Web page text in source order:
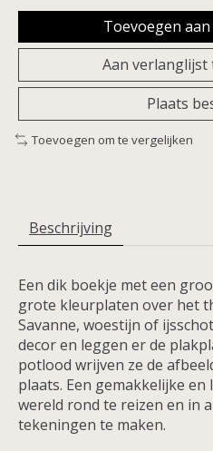
Toevoegen
Aan verlanglijst
Plaats
Toevoegen om te vergelijken
Beschrijving
Een dik boekje met een
grote kleurplaten over het
Savanne, woestijn of
decor en leggen er de
potlood wrijven ze de
plaats. Een gemakkelijke
wereld rond te reizen en in
tekeningen te maken.